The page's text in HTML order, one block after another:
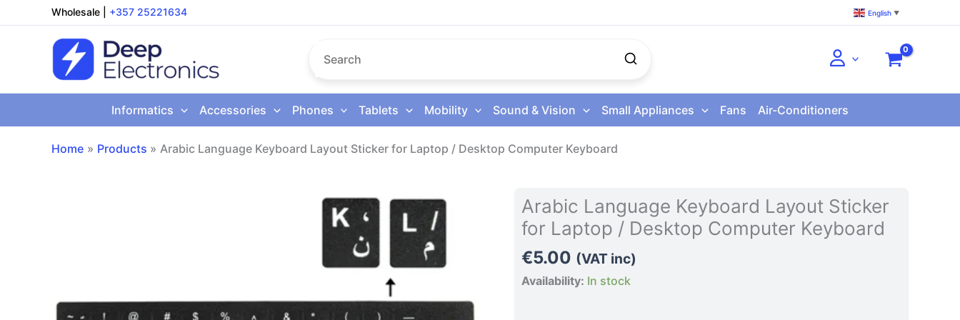
to
Wholesale +357 25221634 English ▼
Informatics Accessories Phones Tablets Mobility Sound & Vision Small Appliances Fans Air-Conditioners
Home Products Arabic Language Keyboard Layout Sticker for Laptop / Desktop Computer Keyboard
Arabic Language Keyboard Layout Sticker
for Laptop / Desktop Computer Keyboard
€5.00 (VAT inc)
Availability: In stock
Arabic
Language
Keyboard
Layout
for